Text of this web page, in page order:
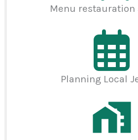
Menu restauration
Planning Local